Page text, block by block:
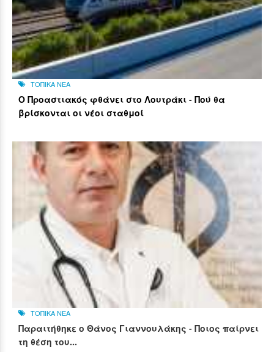
ΤΟΠΙΚΑ ΝΕΑ
Ο Προαστιακός φθάνει στο Λουτράκι - Πού θα
βρίσκονται οι νέοι σταθμοί
ΤΟΠΙΚΑ ΝΕΑ
Παραιτήθηκε ο Θάνος Γιαννουλάκης - Ποιος παίρνει
τη θέση του...